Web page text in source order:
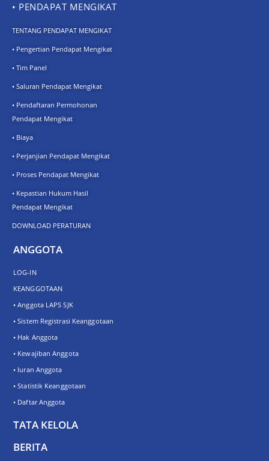
• PENDAPAT MENGIKAT
TENTANG PENDAPAT MENGIKAT
• Pengertian Pendapat Mengikat
• Tim Panel
• Saluran Pendapat Mengikat
• Pendaftaran Permohonan
Pendapat Mengikat
• Biaya
• Perjanjian Pendapat Mengikat
• Proses Pendapat Mengikat
• Kepastian Hukum Hasil
Pendapat Mengikat
DOWNLOAD PERATURAN
ANGGOTA
LOG-IN
KEANGGOTAAN
• Anggota LAPS SJK
• Sistem Registrasi Keanggotaan
• Hak Anggota
• Kewajiban Anggota
• Iuran Anggota
• Statistik Keanggotaan
• Daftar Anggota
TATA KELOLA
BERITA